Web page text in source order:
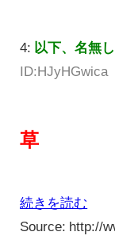
4: 以下、名無
ID:HJyHGwica
草
続きを読む
Source: http://